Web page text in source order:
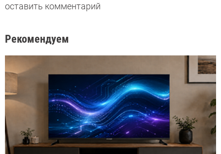
оставить комментарий
Рекомендуем